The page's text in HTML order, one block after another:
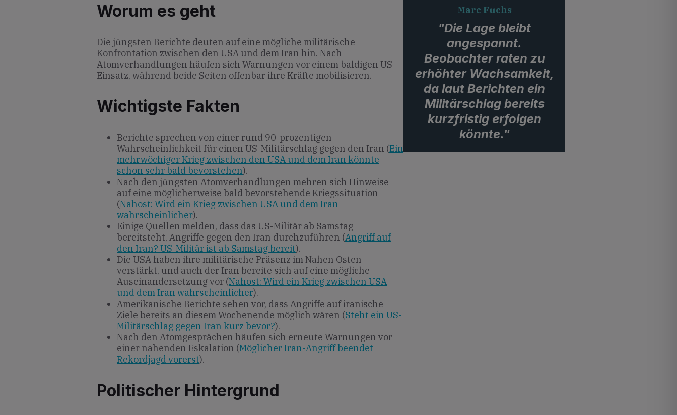
Worum es geht
Die jüngsten Berichte deuten auf eine mögliche militärische
Konfrontation zwischen den USA und dem Iran hin. Nach
Atomverhandlungen häufen sich Warnungen vor einem baldigen US-
Einsatz, während beide Seiten offenbar ihre Kräfte mobilisieren.
Wichtigste Fakten
Berichte sprechen von einer rund 90-prozentigen
Wahrscheinlichkeit für einen US-Militärschlag gegen den Iran (Ein
mehrwöchiger Krieg zwischen den USA und dem Iran könnte
schon sehr bald bevorstehen).
Nach den jüngsten Atomverhandlungen mehren sich Hinweise
auf eine möglicherweise bald bevorstehende Kriegssituation
(Nahost: Wird ein Krieg zwischen USA und dem Iran
wahrscheinlicher).
Einige Quellen melden, dass das US-Militär ab Samstag
bereitsteht, Angriffe gegen den Iran durchzuführen (Angriff auf
den Iran? US-Militär ist ab Samstag bereit).
Die USA haben ihre militärische Präsenz im Nahen Osten
verstärkt, und auch der Iran bereite sich auf eine mögliche
Auseinandersetzung vor (Nahost: Wird ein Krieg zwischen USA
und dem Iran wahrscheinlicher).
Amerikanische Berichte sehen vor, dass Angriffe auf iranische
Ziele bereits an diesem Wochenende möglich wären (Steht ein US-
Militärschlag gegen Iran kurz bevor?).
Nach den Atomgesprächen häufen sich erneute Warnungen vor
einer nahenden Eskalation (Möglicher Iran-Angriff beendet
Rekordjagd vorerst).
Politischer Hintergrund
Marc Fuchs
"Die Lage bleibt
angespannt.
Beobachter raten zu
erhöhter Wachsamkeit,
da laut Berichten ein
Militärschlag bereits
kurzfristig erfolgen
könnte."